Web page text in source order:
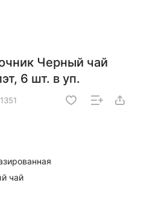
Черный чай
6 шт. в уп.
чай